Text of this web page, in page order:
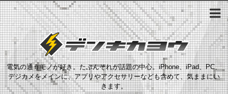
電気の通うモノが好き。たぶんそれが話題の中心。iPhone、iPad、PC、
デジカメをメインに、アプリやアクセサリーなども含めて、気ままにい
きます。